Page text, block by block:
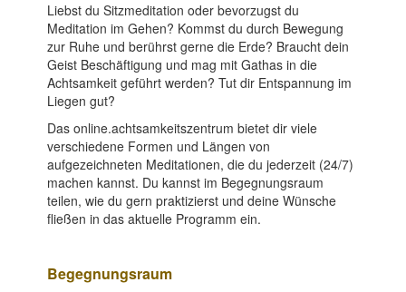
Liebst du Sitzmeditation oder bevorzugst du
Meditation im Gehen? Kommst du durch Bewegung
zur Ruhe und berührst gerne die Erde? Braucht dein
Geist Beschäftigung und mag mit Gathas in die
Achtsamkeit geführt werden? Tut dir Entspannung im
Liegen gut?
Das online.achtsamkeitszentrum bietet dir viele
verschiedene Formen und Längen von
aufgezeichneten Meditationen, die du jederzeit (24/7)
machen kannst. Du kannst im Begegnungsraum
teilen, wie du gern praktizierst und deine Wünsche
fließen in das aktuelle Programm ein.
Begegnungsraum